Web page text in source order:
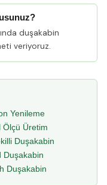
duşakabin
veriyoruz.
Yenileme
Ölçü Üretim
Duşakabin
Duşakabin
Duşakabin